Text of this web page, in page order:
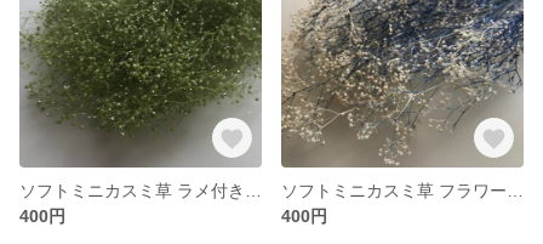
400円
400円